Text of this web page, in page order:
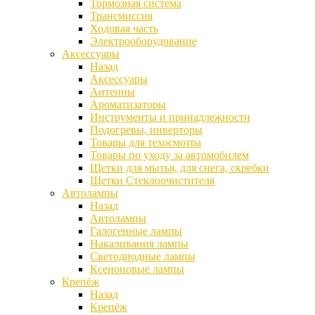
Тормозная система
Трансмиссия
Ходовая часть
Электрооборудование
Аксессуары
Назад
Аксессуары
Антенны
Ароматизаторы
Инструменты и принадлежности
Подогревы, инверторы
Товары для техосмотра
Товары по уходу за автомобилем
Щетки для мытья, для снега, скребки
Щетки Стеклоочистителя
Автолампы
Назад
Автолампы
Галогенные лампы
Накаливания лампы
Светодиодные лампы
Ксеноновые лампы
Крепёж
Назад
Крепёж